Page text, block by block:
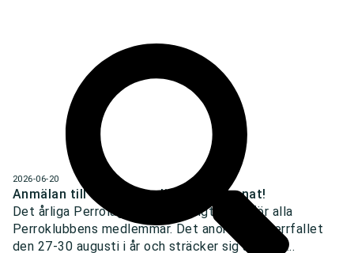
2026-06-20
Anmälan till årets Perroläger har öppnat!
Det årliga Perrolägret är ett roligt läger för alla
Perroklubbens medlemmar. Det anordnas i Herrfallet
den 27-30 augusti i år och sträcker sig under 3...